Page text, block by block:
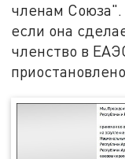
членам
если она
членство в